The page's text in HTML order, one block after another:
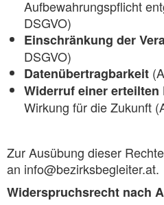
Aufbewahrungspflicht
DSGVO)
Einschränkung der
DSGVO)
Datenübertragbarkeit
Widerruf einer
Wirkung für die Zukunft
Zur Ausübung dieser
an info@bezirksbegleiter.at.
Widerspruchsrecht nach